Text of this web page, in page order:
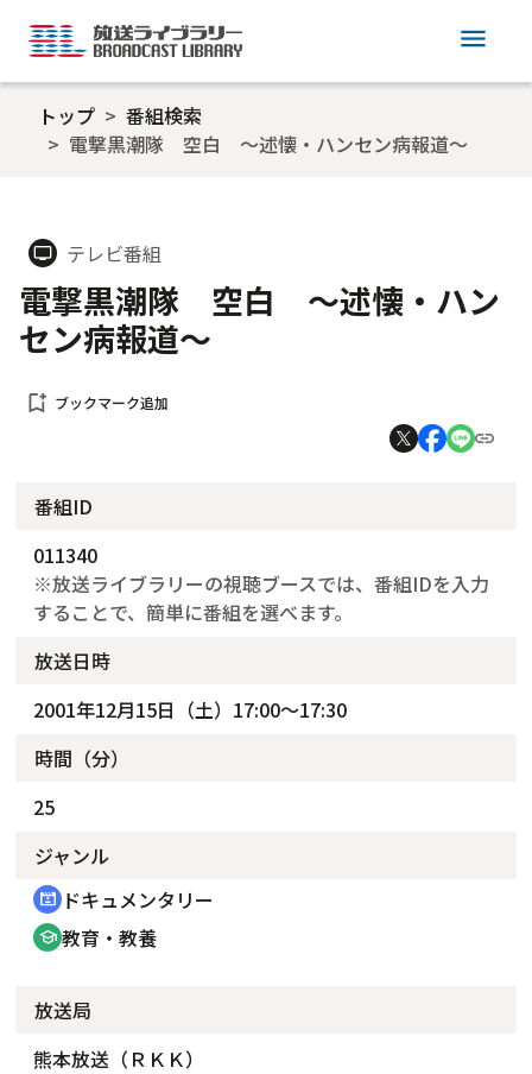
menu
トップ
番組検索
電撃黒潮隊 空白 ～述懐・ハンセン病報道～
tv テレビ番組
電撃黒潮隊 空白 ～述懐・ハン
セン病報道～
bookmark_add ブックマーク追加
番組ID
011340
※放送ライブラリーの視聴ブースでは、番組IDを入力
することで、簡単に番組を選べます。
放送日時
2001年12月15日（土）17:00～17:30
時間（分）
25
ジャンル
cinematic_blur ドキュメンタリー
school 教育・教養
放送局
熊本放送（ＲＫＫ）